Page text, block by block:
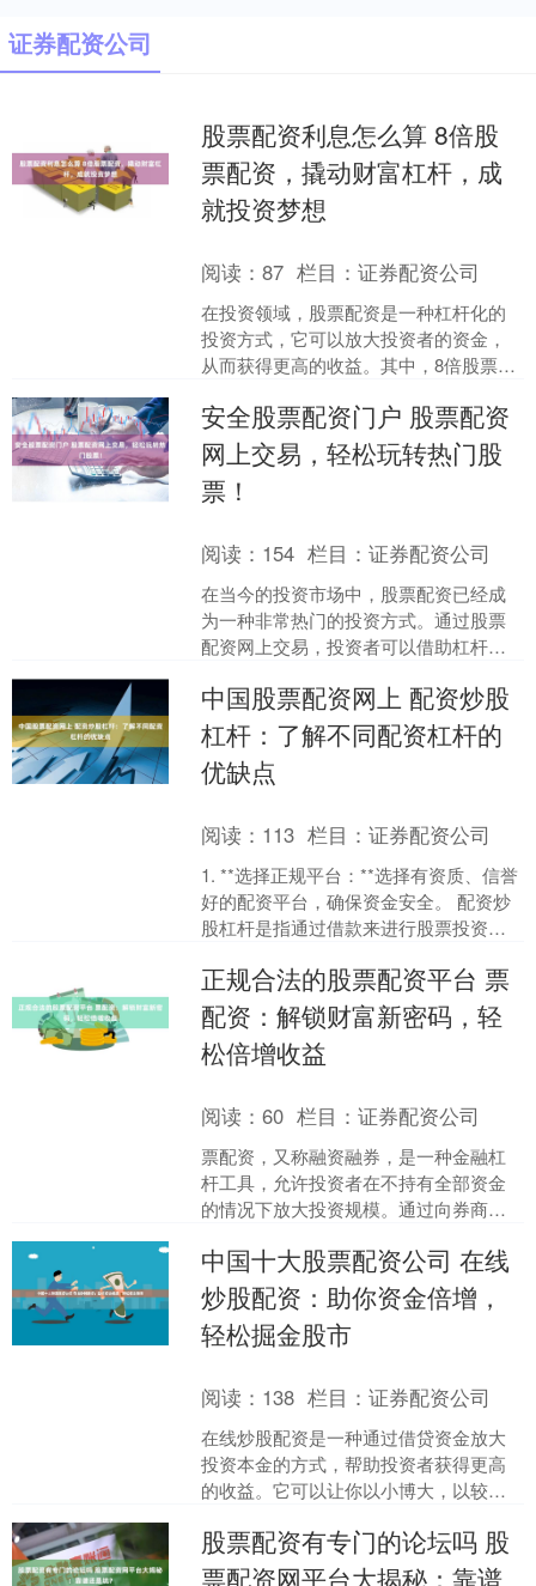
证券配资公司
股票配资利息怎么算 8倍股
票配资，撬动财富杠杆，成
就投资梦想
阅读：87 栏目：证券配资公司
在投资领域，股票配资是一种杠杆化的
投资方式，它可以放大投资者的资金，
从而获得更高的收益。其中，8倍股票配
资者提供高达8倍的资金....
安全股票配资门户 股票配资
网上交易，轻松玩转热门股
票！
阅读： 154 栏目：证券配资公司
在当今的投资市场中，股票配资已经成
为一种非常热门的投资方式。通过股票
配资网上交易，投资者可以借助杠杆资
益。对于很多投资者来说，....
中国股票配资网上 配资炒股
杠杆：了解不同配资杠杆的
优缺点
阅读： 113 栏目：证券配资公司
1. **选择正规平台：**选择有资质、信誉
好的配资平台，确保资金安全。 配资炒
股杠杆是指通过借款来进行股票投资的
缺点，下面是....
正规合法的股票配资平台 票
配资：解锁财富新密码，轻
松倍增收益
阅读：60 栏目：证券配资公司
票配资，又称融资融券，是一种金融杠
杆工具，允许投资者在不持有全部资金
的情况下放大投资规模。通过向券商借
益率，实现财富倍增。 1....
中国十大股票配资公司 在线
炒股配资：助你资金倍增，
轻松掘金股市
阅读： 138 栏目：证券配资公司
在线炒股配资是一种通过借贷资金放大
投资本金的方式，帮助投资者获得更高
的收益。它可以让你以小博大，以较少
台信誉：查看平台的....
股票配资有专门的论坛吗 股
票配资网平台大揭秘：靠谱